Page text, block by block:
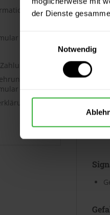
der Dienste
Notwendig
&